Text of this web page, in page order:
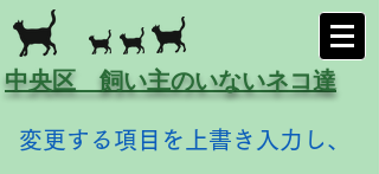
中央区 飼い主のいないネコ達
変更する項目を上書き入力し、